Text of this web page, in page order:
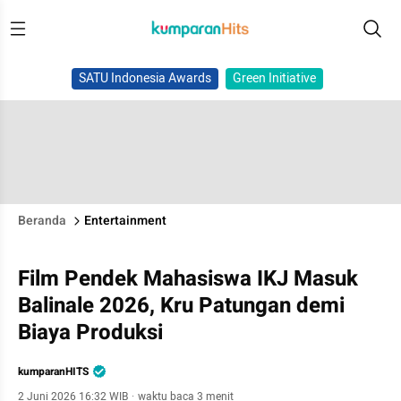
SATU Indonesia Awards Green Initiative
Beranda Entertainment
Film Pendek Mahasiswa IKJ Masuk
Balinale 2026, Kru Patungan demi
Biaya Produksi
kumparanHITS
2 Juni 2026 16:32 WIB · waktu baca 3 menit